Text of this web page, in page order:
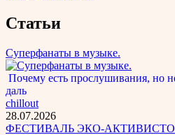
Статьи
Суперфанаты в музыке.
Почему есть прослушивания, но
даль
chillout
28.07.2026
ФЕСТИВАЛЬ ЭКО-